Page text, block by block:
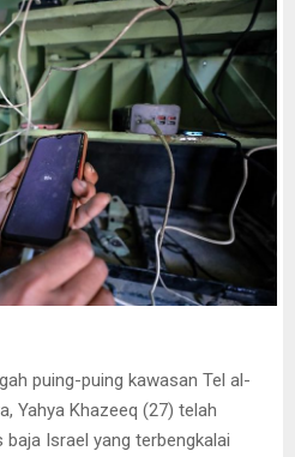
puing-puing kawasan Tel al-
Yahya Khazeeq (27) telah
Israel yang terbengkalai